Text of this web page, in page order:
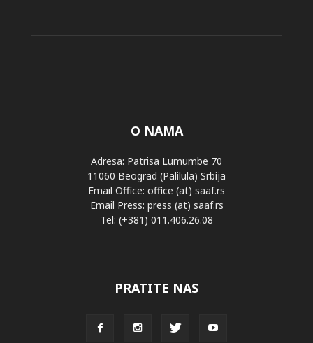
O NAMA
Adresa: Patrisa Lumumbe 70
11060 Beograd (Palilula) Srbija
Email Office: office (at) saaf.rs
Email Press: press (at) saaf.rs
Tel: (+381) 011.406.26.08
PRATITE NAS